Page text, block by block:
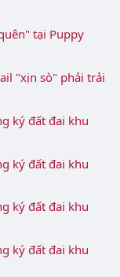
tại Puppy
"xịn sò" phải trải
ký đất đai khu
ký đất đai khu
ký đất đai khu
ký đất đai khu